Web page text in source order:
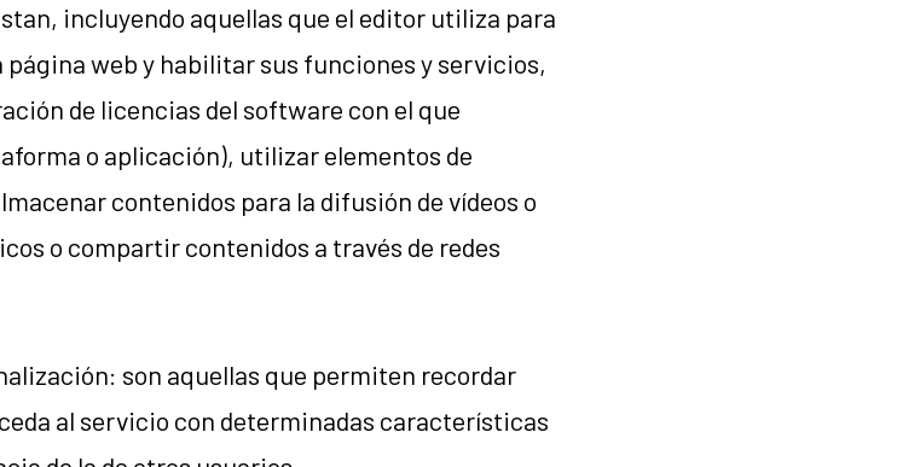
incluyendo aquellas que el editor utiliza para
web y habilitar sus funciones y servicios,
de licencias del software con el que
o aplicación), utilizar elementos de
contenidos para la difusión de vídeos o
o compartir contenidos a través de redes
son aquellas que permiten recordar
al servicio con determinadas características